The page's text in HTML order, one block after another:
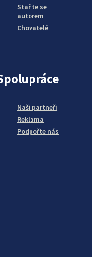
Staňte se
autorem
Chovatelé
Naši partneři
Reklama
Podpořte nás